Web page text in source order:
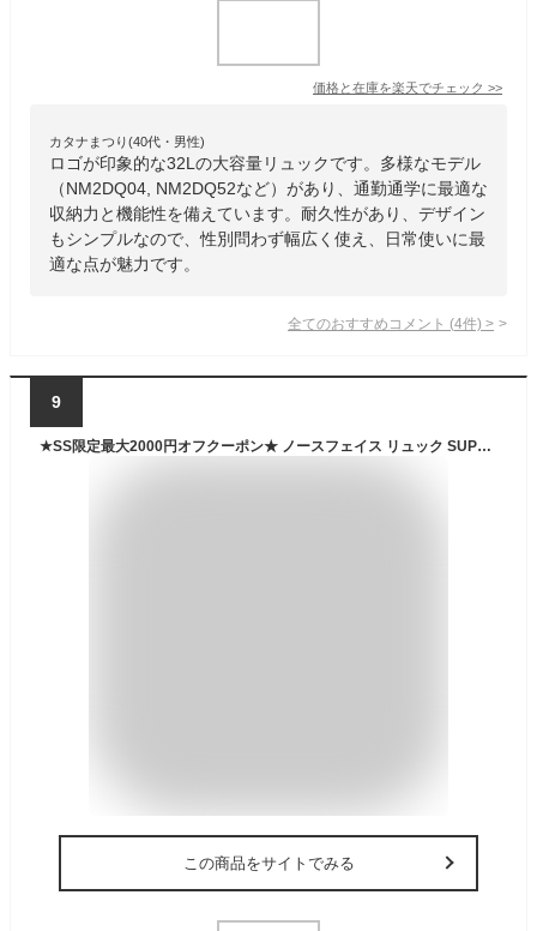
価格と在庫を楽天でチェック >>
カタナまつり(40代・男性)
ロゴが印象的な32Lの大容量リュックです。多様なモデル
（NM2DQ04, NM2DQ52など）があり、通勤通学に最適な
収納力と機能性を備えています。耐久性があり、デザイン
もシンプルなので、性別問わず幅広く使え、日常使いに最
適な点が魅力です。
全てのおすすめコメント (4件) >
9
★SS限定最大2000円オフクーポン★ ノースフェイス リュック SUPER PACK II ☆ ロゴ バックパック ポーチ付き 通勤 通学 バッグ 鞄 メンズ レディース 韓国 THE NORTH FACE【正規品/関税込/送料無料】
この商品をサイトでみる